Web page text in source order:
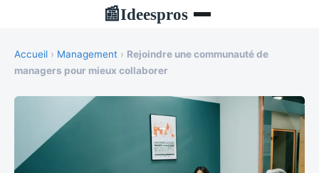
📰Ideespros
Accueil › Management › Rejoindre une communauté de
managers pour mieux collaborer